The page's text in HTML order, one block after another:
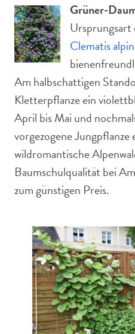
Grüner-
Ursprungsart
Clematis
Am halbschattigen
Kletterpflanze ein
April bis Mai und
vorgezogene Jungpflanze
wildromantische
Baumschulqualität bei
zum günstigen Preis.